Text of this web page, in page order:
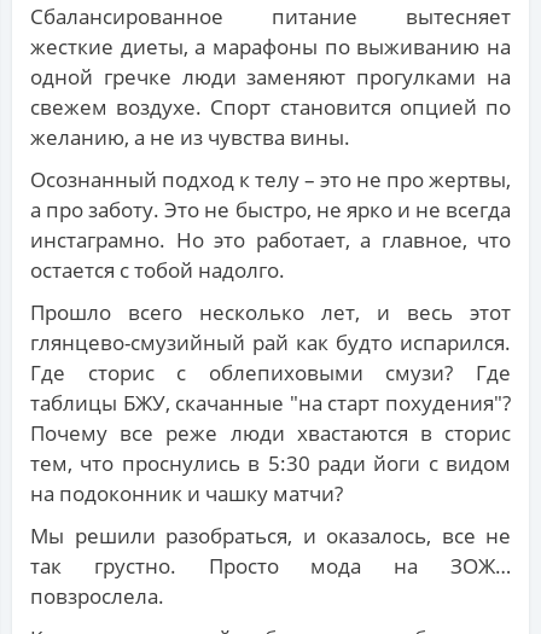
Сбалансированное питание вытесняет
жесткие диеты, а марафоны по выживанию на
одной гречке люди заменяют прогулками на
свежем воздухе. Спорт становится опцией по
желанию, а не из чувства вины.
Осознанный подход к телу – это не про жертвы,
а про заботу. Это не быстро, не ярко и не всегда
инстаграмно. Но это работает, а главное, что
остается с тобой надолго.
Прошло всего несколько лет, и весь этот
глянцево-смузийный рай как будто испарился.
Где сторис с облепиховыми смузи? Где
таблицы БЖУ, скачанные "на старт похудения"?
Почему все реже люди хвастаются в сторис
тем, что проснулись в 5:30 ради йоги с видом
на подоконник и чашку матчи?
Мы решили разобраться, и оказалось, все не
так грустно. Просто мода на ЗОЖ…
повзрослела.